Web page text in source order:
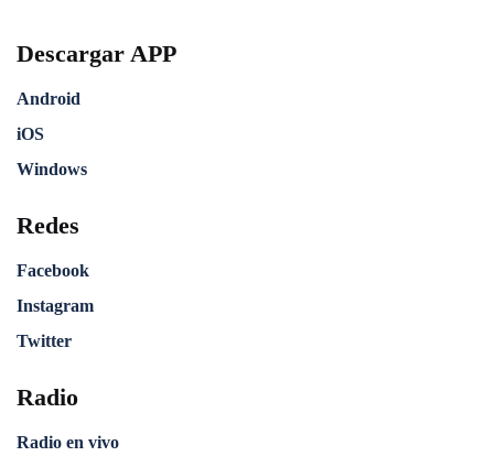
Descargar APP
Android
iOS
Windows
Redes
Facebook
Instagram
Twitter
Radio
Radio en vivo